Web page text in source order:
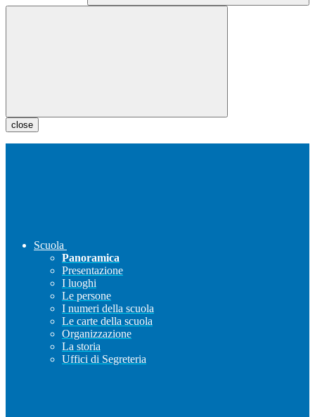
close
Scuola
Panoramica
Presentazione
I luoghi
Le persone
I numeri della scuola
Le carte della scuola
Organizzazione
La storia
Uffici di Segreteria